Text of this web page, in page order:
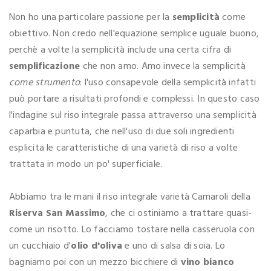
Non ho una particolare passione per la semplicitàcome
obiettivo. Non credo nell'equazione semplice uguale buono,
perchè a volte la semplicità include una certa cifra di
semplificazioneche non amo. Amo invece la semplicità
come strumento: l'uso consapevole della semplicità infatti
può portare a risultati profondi e complessi. In questo caso
l'indagine sul riso integrale passa attraverso una semplicità
caparbia e puntuta, che nell'uso di due soli ingredienti
esplicita le caratteristiche di una varietà di riso a volte
trattata in modo un po' superficiale.
Abbiamo tra le mani il riso integrale varietà Carnaroli della
Riserva San Massimo, che ci ostiniamo a trattare quasi-
come un risotto. Lo facciamo tostare nella casseruola con
un cucchiaio d'olio d'olivae uno di salsa di soia. Lo
bagniamo poi con un mezzo bicchiere di vino bianco